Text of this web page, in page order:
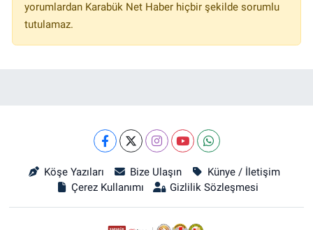
yorumlardan Karabük Net Haber hiçbir şekilde sorumlu
tutulamaz.
Köşe Yazıları Bize Ulaşın
Künye / İletişim
Çerez Kullanımı
Gizlilik Sözleşmesi